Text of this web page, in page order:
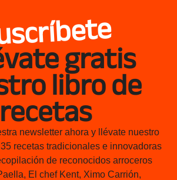
gratis
libro de
newsletter ahora y llévate nuestro
recetas tradicionales e innovadoras
de reconocidos arroceros
El chef Kent, Ximo Carrión,